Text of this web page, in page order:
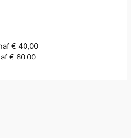
€ 40,00
€ 60,00